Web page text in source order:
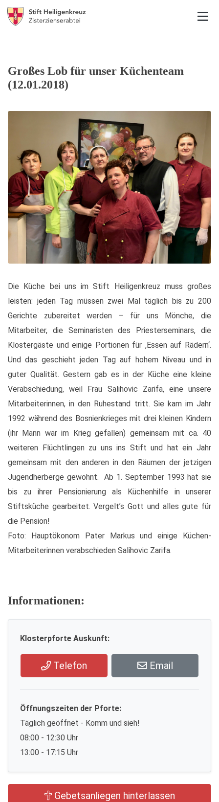
Großes Lob für unser Küchenteam
(12.01.2018)
Die Küche bei uns im Stift Heiligenkreuz muss großes
leisten: jeden Tag müssen zwei Mal täglich bis zu 200
Gerichte zubereitet werden – für uns Mönche, die
Mitarbeiter, die Seminaristen des Priesterseminars, die
Klostergäste und einige Portionen für ‚Essen auf Rädern‘.
Und das geschieht jeden Tag auf hohem Niveau und in
guter Qualität. Gestern gab es in der Küche eine kleine
Verabschiedung, weil Frau Salihovic Zarifa, eine unsere
Mitarbeiterinnen, in den Ruhestand tritt. Sie kam im Jahr
1992 während des Bosnienkrieges mit drei kleinen Kindern
(ihr Mann war im Krieg gefallen) gemeinsam mit ca. 40
weiteren Flüchtlingen zu uns ins Stift und hat ein Jahr
gemeinsam mit den anderen in den Räumen der jetzigen
Jugendherberge gewohnt. Ab 1. September 1993 hat sie
bis zu ihrer Pensionierung als Küchenhilfe in unserer
Stiftsküche gearbeitet. Vergelt’s Gott und alles gute für
die Pension!
Foto: Hauptökonom Pater Markus und einige Küchen-
Mitarbeiterinnen verabschieden Salihovic Zarifa.
Informationen:
Klosterpforte Auskunft:
Telefon Email
Öffnungszeiten der Pforte:
Täglich geöffnet - Komm und sieh!
08:00 - 12:30 Uhr
13:00 - 17:15 Uhr
Gebetsanliegen hinterlassen